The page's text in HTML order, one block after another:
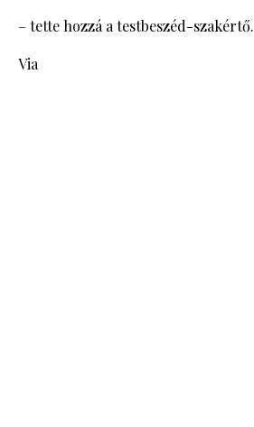
– tette hozzá a testbeszéd-szakértő.
Via